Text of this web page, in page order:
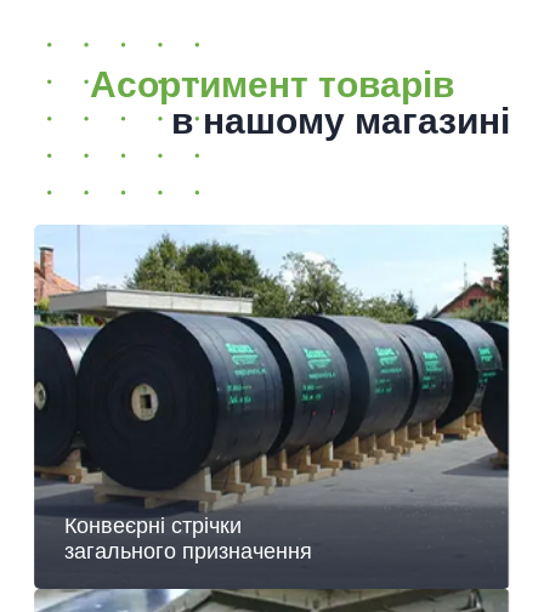
Асортимент товарів
в нашому магазині
Конвеєрні стрічки
загального призначення